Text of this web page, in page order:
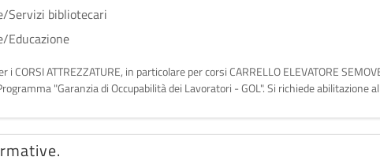
Servizi bibliotecari
Educazione
CORSI ATTREZZATURE, in particolare per corsi CARRELLO ELEVATORE
"Garanzia di Occupabilità dei Lavoratori - GOL". Si richiede abilitazione